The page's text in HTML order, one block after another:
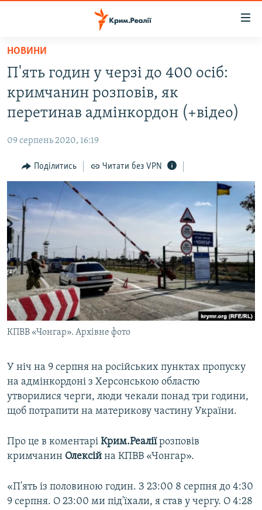
Перейти
основного
матеріалу
Перейти
до
основної
навігації
Перейти
до
пошуку
НОВИНИ
ВОДА.КРИМ
ВІДЕО ТА ФОТО
БЛОГИ
ПОГЛЯД
ВСЕ ЗА ДЕНЬ
СПЕЦПРОЕКТИ
ДЕПОРТАЦІЯ
ВІДЕОУРОКИ «ELIFBE»
СВІДЧЕННЯ ОКУПАЦІЇ
УКРАЇНСЬКА ПРОБЛЕМА КРИМУ
ІНФОГРАФІКА
ЯК ОБІЙТИ БЛОКУВАННЯ
Русский
Qırımtatar
ДОЛУЧАЙСЯ!
Усі сайти RFE/RL
НОВИНИ
П'ять годин у черзі до 400 осіб:
кримчанин розповів, як
перетинав адмінкордон (+відео)
09 серпень 2020, 16:19
Поділитись Читати без VPN
КПВВ «Чонгар». Архівне фото
У ніч на 9 серпня на російських пунктах пропуску
на адмінкордоні з Херсонською областю
утворилися черги, люди чекали понад три години,
щоб потрапити на материкову частину України.
Про це в коментарі Крим.Реаліїрозповів
кримчанин Олексій на КПВВ «Чонгар».
«П'ять із половиною годин. З 23:00 8 серпня до 4:30
9 серпня. О 23:00 ми під'їхали, я став у чергу. О 4:28